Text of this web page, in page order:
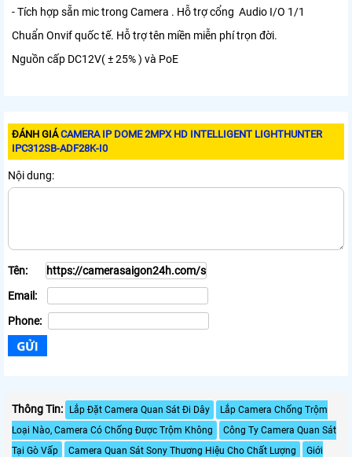
- Tích hợp sẵn mic trong Camera . Hỗ trợ cổng Audio I/O 1/1
Chuẩn Onvif quốc tế. Hỗ trợ tên miền miễn phí trọn đời.
Nguồn cấp DC12V( ± 25% ) và PoE
ĐÁNH GIÁCAMERA IP DOME 2MPX HD INTELLIGENT LIGHTHUNTER
IPC312SB-ADF28K-I0
Nội dung:
Tên:
Email:
Phone:
Thông Tin: Lắp Đặt Camera Quan Sát Đi Dây
Lắp Camera Chống Trộm
Loại Nào, Camera Có Chống Được Trộm Không
Công Ty Camera Quan Sát
Tại Gò Vấp
Camera Quan Sát Sony Thương Hiệu Cho Chất Lượng
Giới